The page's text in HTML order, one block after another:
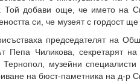
Той добави още, че името на
си, че музеят с гордост
председателят на
Пепа Чиликова, секретарят
Тернопол, музейни
на бюст-паметника на д-р